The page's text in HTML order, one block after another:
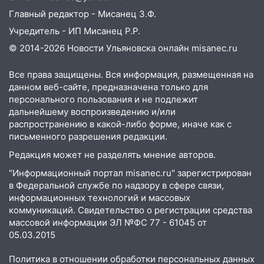
Чемпионате России
16:02 В Ульяновской области убрали
более 28% площадей зерновых и
зернобобовых культур
15:51 Бросила кирпич в жену брата: в
Ульяновской области завели дело на
агрессивную женщину
15:47 На улице Радищева сбили
курьера: крупная авария в Ульяновске
15:15
Проводил до квартиры и ограбил:
новый кавалер женщины оказался
рецидивистом
14:26 В Ульяновске ограничат движение
по улице Ефремова
14:23 67% ульяновцев готовы
Главный редактор - Мисанец З.Ф.
Учредитель - ИП Мисанец Р.Р.
© 2014-2026 Новости Ульяновска онлайн misanec.ru
Все права защищены. Вся информация, размещенная на
данном веб-сайте, предназначена только для
персонального пользования и не подлежит
дальнейшему воспроизведению и/или
распространению в какой-либо форме, иначе как с
письменного разрешения редакции.
Редакция может не разделять мнение авторов.
"Информационный портал misanec.ru" зарегистрирован
в Федеральной службе по надзору в сфере связи,
информационных технологий и массовых
коммуникаций. Свидетельство о регистрации средства
массовой информации ЭЛ №ФС 77 - 61045 от
05.03.2015
Политика в отношении обработки персональных данных